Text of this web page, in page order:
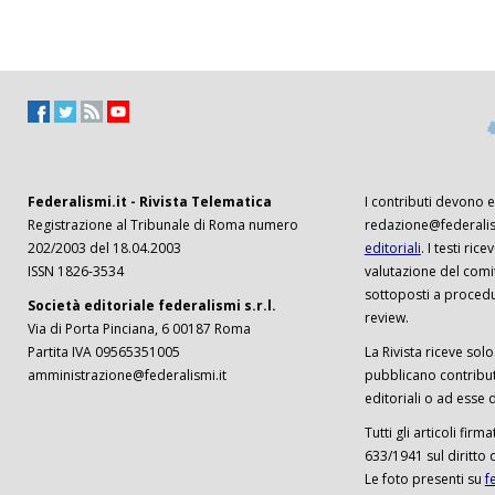
Federalismi.it - Rivista Telematica
Registrazione al Tribunale di Roma numero
202/2003 del 18.04.2003
ISSN 1826-3534
Società editoriale federalismi s.r.l.
Via di Porta Pinciana, 6 00187 Roma
Partita IVA 09565351005
amministrazione@federalismi.it
I contributi devono
editoriali. I testi
valutazione del
sottoposti a
review.
La Rivista riceve
pubblicano
editoriali o ad esse
Tutti gli articoli
633/1941 sul diritto
Le foto presenti su